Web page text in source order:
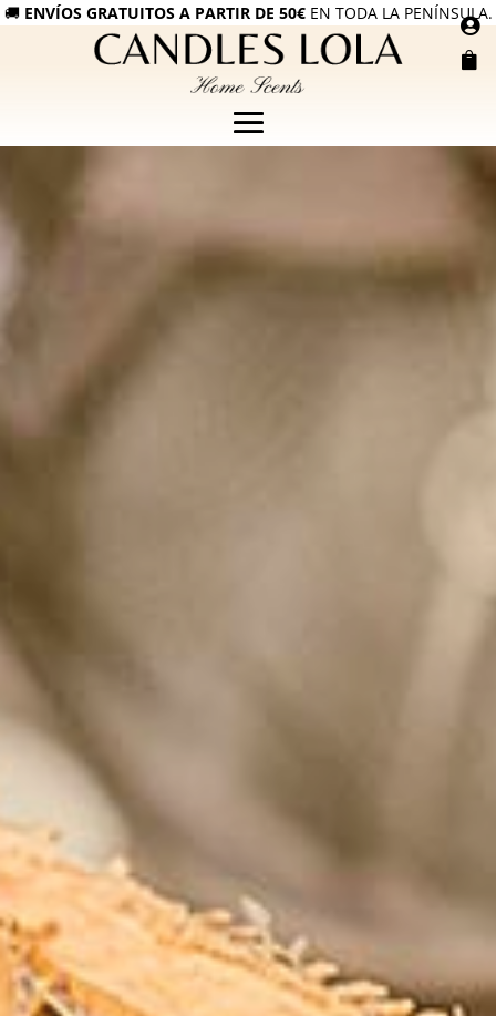
🚚 ENVÍOS GRATUITOS A PARTIR DE 50€EN TODA LA PENÍNSULA.

